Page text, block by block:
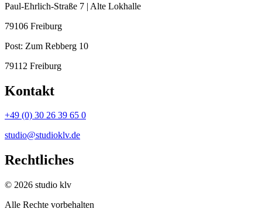
Paul-Ehrlich-Straße 7 | Alte Lokhalle
79106 Freiburg
Post: Zum Rebberg 10
79112 Freiburg
Kontakt
+49 (0) 30 26 39 65 0
studio@studioklv.de
Rechtliches
© 2026 studio klv
Alle Rechte vorbehalten